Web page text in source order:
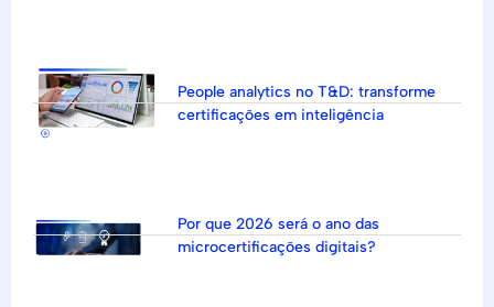
People analytics no T&D: transforme
certificações em inteligência
Por que 2026 será o ano das
microcertificações digitais?